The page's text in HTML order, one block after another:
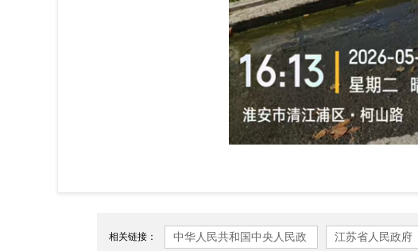
相关链接： 中华人民共和国中央人民政 江苏省人民政府